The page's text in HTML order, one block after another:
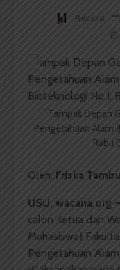
Redaksi
Tampak Depan
Pengetahuan Alam
Rabu
Oleh: Friska
USU, wacana.org
calon Ketua dan
Mahasiswa)
Pengetahuan